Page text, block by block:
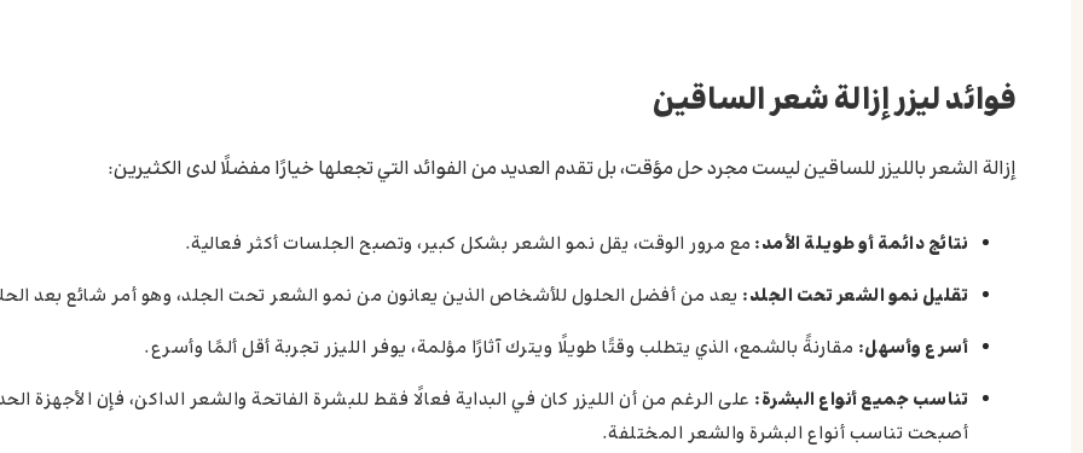
فوائد ليزر إزالة شعر الساقين
إزالة الشعر بالليزر للساقين ليست مجرد حل مؤقت، بل تقدم العديد من الفوائد التي تجعلها خيارًا مفضلًا لدى الكثيرين:
نتائج دائمة أو طويلة الأمد: مع مرور الوقت، يقل نمو الشعر بشكل كبير، وتصبح الجلسات أكثر فعالية.
تقليل نمو الشعر تحت الجلد: يعد من أفضل الحلول للأشخاص الذين يعانون من نمو الشعر تحت الجلد، وهو أمر شائع بعد
أسرع وأسهل: مقارنةً بالشمع، الذي يتطلب وقتًا طويلًا ويترك آثارًا مؤلمة، يوفر الليزر تجربة أقل ألمًا وأسرع.
تناسب جميع أنواع البشرة: على الرغم من أن الليزر كان في البداية فعالًا فقط للبشرة الفاتحة والشعر الداكن، فإن الأجهزة
أصبحت تناسب أنواع البشرة والشعر المختلفة.